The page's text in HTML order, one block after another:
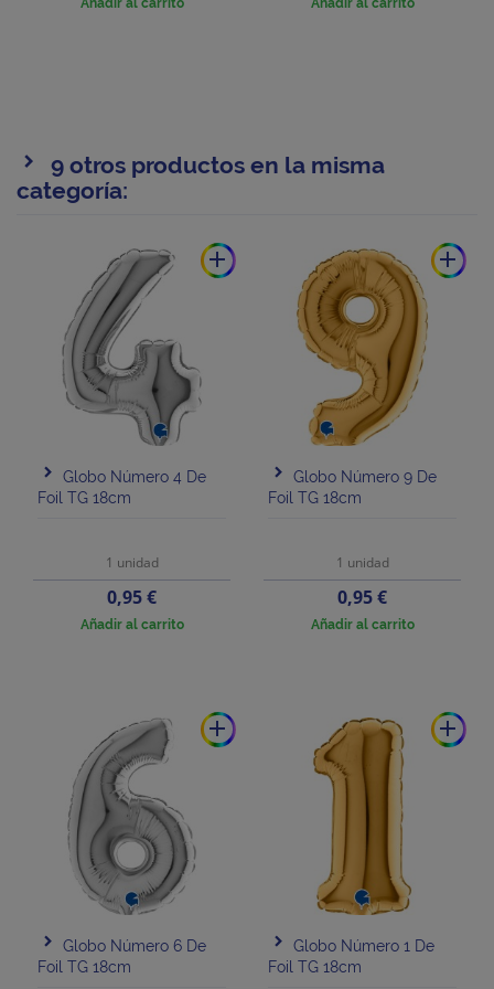
Añadir al carrito Añadir al carrito
9 otros productos en la misma
categoría:
add
Globo Número 4 De
Foil TG 18cm
1 unidad
Precio
0,95 €
Añadir al carrito
add
Globo Número 9 De
Foil TG 18cm
1 unidad
Precio
0,95 €
Añadir al carrito
add
Globo Número 6 De
Foil TG 18cm
add
Globo Número 1 De
Foil TG 18cm